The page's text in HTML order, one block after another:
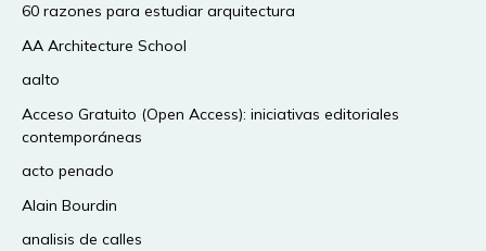
60 razones para estudiar arquitectura
AA Architecture School
aalto
Acceso Gratuito (Open Access): iniciativas editoriales
contemporáneas
acto penado
Alain Bourdin
analisis de calles